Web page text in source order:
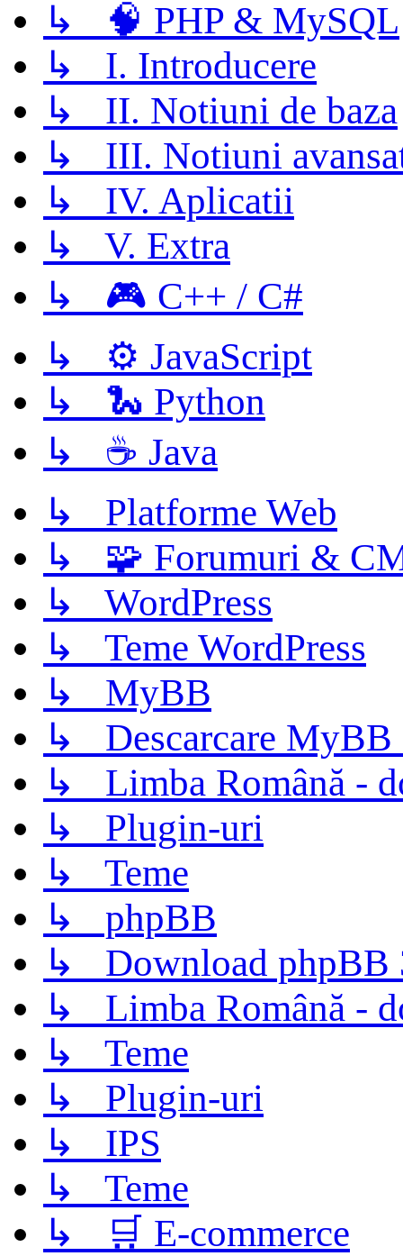
↳ 🧠 PHP & MySQL
↳ I. Introducere
↳ II. Notiuni de baza
↳ III. Notiuni
↳ IV. Aplicatii
↳ V. Extra
↳ 🎮 C++ / C#
↳ ⚙️ JavaScript
↳ 🐍 Python
↳ ☕ Java
↳ Platforme Web
↳ 🧩 Forumuri &
↳ WordPress
↳ Teme WordPress
↳ MyBB
↳ Descarcare MyBB
↳ Limba Română -
↳ Plugin-uri
↳ Teme
↳ phpBB
↳ Download phpBB
↳ Limba Română -
↳ Teme
↳ Plugin-uri
↳ IPS
↳ Teme
↳ 🛒 E-commerce